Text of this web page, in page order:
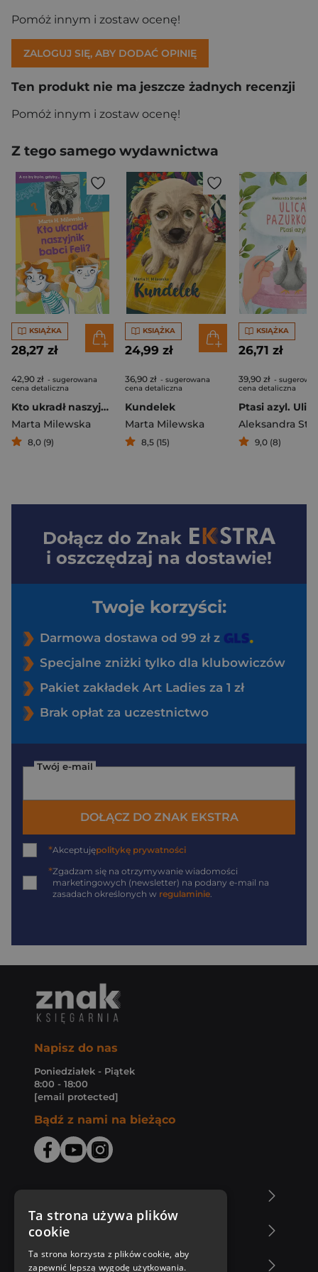
Pomóż innym i zostaw ocenę!
ZALOGUJ SIĘ, ABY DODAĆ OPINIĘ
Ten produkt nie ma jeszcze żadnych recenzji
Pomóż innym i zostaw ocenę!
Z tego samego wydawnictwa
KSIĄŻKA
28,27 zł
42,90 zł - sugerowana
cena detaliczna
Kto ukradł naszyjnik babci Feli?
Marta Milewska
8,0 (9)
KSIĄŻKA
24,99 zł
36,90 zł - sugerowana
cena detaliczna
Kundelek
Marta Milewska
8,5 (15)
KSIĄŻKA
26,71 zł
39,90 zł -
cena detaliczna
9,0 (8)
Dołącz do Znak
i oszczędzaj na dostawie!
Twoje korzyści:
Darmowa dostawa od 99 zł z
Specjalne zniżki tylko dla klubowiczów
Pakiet zakładek Art Ladies za 1 zł
Brak opłat za uczestnictwo
Twój e-mail
DOŁĄCZ DO ZNAK EKSTRA
*Akceptujępolitykę prywatności
*Zgadzam się na otrzymywanie wiadomości
marketingowych (newsletter) na podany e-mail na
zasadach określonych w regulaminie
Napisz do nas
Poniedziałek - Piątek
8:00 - 18:00
[email protected]
Bądź z nami na bieżąco
Zakupy u nas
Nasza oferta
Ta strona używa plików
cookie
Ta strona korzysta z plików cookie, aby
zapewnić lepszą wygodę użytkowania.